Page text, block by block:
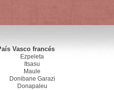
Vasco francés
Ezpeleta
Itsasu
Maule
Donibane Garazi
Donapaleu